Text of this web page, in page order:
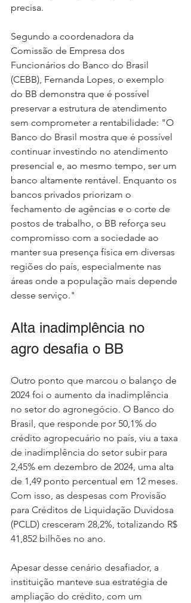
precisa.
Segundo a coordenadora da
Comissão de Empresa dos
Funcionários do Banco do Brasil
(CEBB), Fernanda Lopes, o exemplo
do BB demonstra que é possível
preservar a estrutura de atendimento
sem comprometer a rentabilidade: "O
Banco do Brasil mostra que é possível
continuar investindo no atendimento
presencial e, ao mesmo tempo, ser um
banco altamente rentável. Enquanto os
bancos privados priorizam o
fechamento de agências e o corte de
postos de trabalho, o BB reforça seu
compromisso com a sociedade ao
manter sua presença física em diversas
regiões do país, especialmente nas
áreas onde a população mais depende
desse serviço."
Alta inadimplência no
agro desafia o BB
Outro ponto que marcou o balanço de
2024 foi o aumento da inadimplência
no setor do agronegócio. O Banco do
Brasil, que responde por 50,1% do
crédito agropecuário no país, viu a taxa
de inadimplência do setor subir para
2,45% em dezembro de 2024, uma alta
de 1,49 ponto percentual em 12 meses.
Com isso, as despesas com Provisão
para Créditos de Liquidação Duvidosa
(PCLD) cresceram 28,2%, totalizando R$
41,852 bilhões no ano.
Apesar desse cenário desafiador, a
instituição manteve sua estratégia de
ampliação do crédito, com um